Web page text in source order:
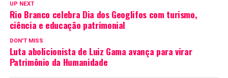
UP NEXT
Rio Branco celebra Dia dos Geoglifos com turismo,
ciência e educação patrimonial
DON'T MISS
Luta abolicionista de Luiz Gama avança para virar
Patrimônio da Humanidade